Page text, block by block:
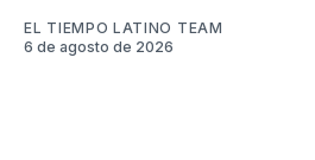
EL TIEMPO LATINO TEAM
6 de agosto de 2026